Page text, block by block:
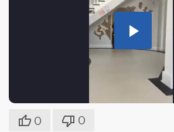
Play
Video
0 0